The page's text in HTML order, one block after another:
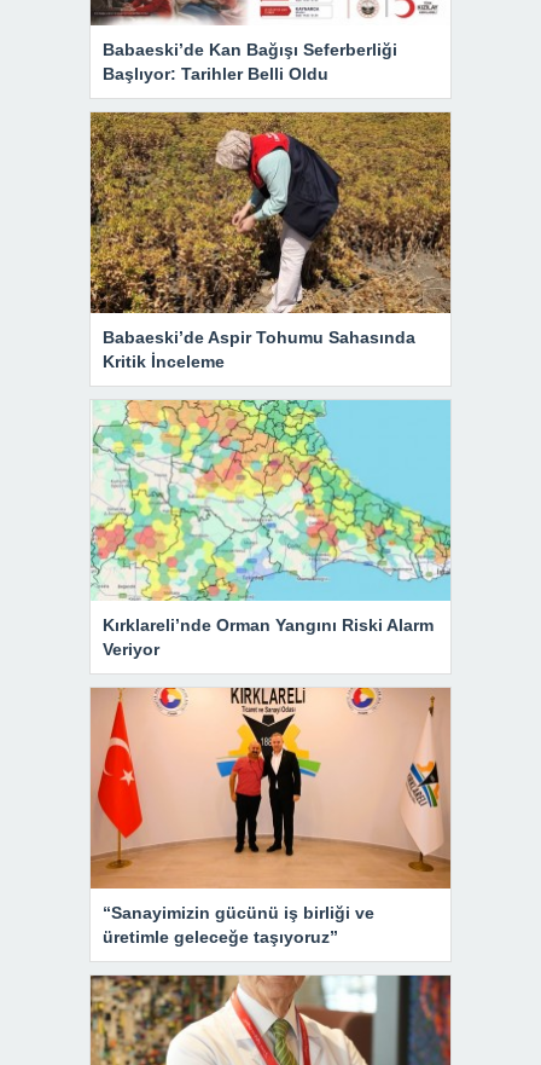
Babaeski’de Kan Bağışı Seferberliği
Başlıyor: Tarihler Belli Oldu
Babaeski’de Aspir Tohumu Sahasında
Kritik İnceleme
Kırklareli’nde Orman Yangını Riski Alarm
Veriyor
“Sanayimizin gücünü iş birliği ve
üretimle geleceğe taşıyoruz”